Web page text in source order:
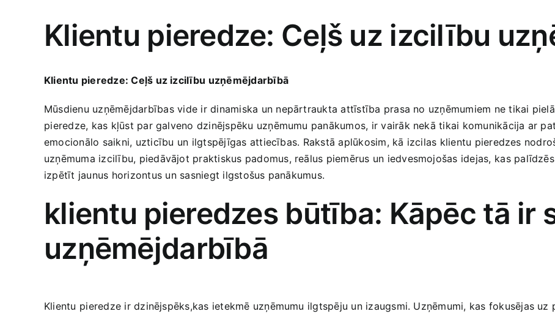
Klientu pieredze: Ceļš uz izcilību
Klientu‍ pieredze: Ceļš uz izcilību ⁤uzņēmējdarbībā
Mūsdienu‌ uzņēmējdarbības⁤ vide ir dinamiska un nepārtraukta attīstība prasa no uzņēmumiem ne tikai
⁢pieredze, kas kļūst par galveno dzinējspēku uzņēmumu panākumos, ir​ vairāk‌ nekā tikai komunikācija ar‍
emocionālo saikni, ‍uzticību ⁣un ilgtspējīgas attiecības. Rakstā aplūkosim, kā izcilas klientu pieredzes
uzņēmuma​ izcilību, ​piedāvājot praktiskus padomus, reālus piemērus un iedvesmojošas‍ idejas, ⁢kas
izpētīt ​jaunus horizontus⁢ un sasniegt ilgstošus panākumus.
klientu ⁤pieredzes būtība: Kāpēc tā ir
uzņēmējdarbībā
Klientu ⁤pieredze ir dzinējspēks,kas ietekmē ‌uzņēmumu ilgtspēju un izaugsmi. Uzņēmumi,‌ kas fokusējas